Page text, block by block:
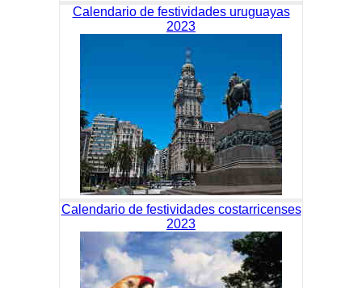
Calendario de festividades uruguayas
2023
Calendario de festividades costarricenses
2023